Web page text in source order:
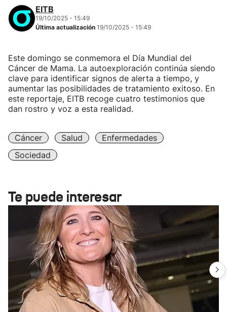
EITB
19/10/2025 - 15:49
Última actualización 19/10/2025 - 15:49
Este domingo se conmemora el Día Mundial del
Cáncer de Mama. La autoexploración continúa siendo
clave para identificar signos de alerta a tiempo, y
aumentar las posibilidades de tratamiento exitoso. En
este reportaje, EITB recoge cuatro testimonios que
dan rostro y voz a esta realidad.
Cáncer Salud
Enfermedades
Sociedad
Te puede interesar